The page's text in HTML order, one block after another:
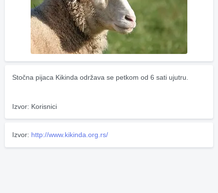
Stočna pijaca Kikinda održava se petkom od 6 sati ujutru.
Izvor: Korisnici
Izvor: http://www.kikinda.org.rs/